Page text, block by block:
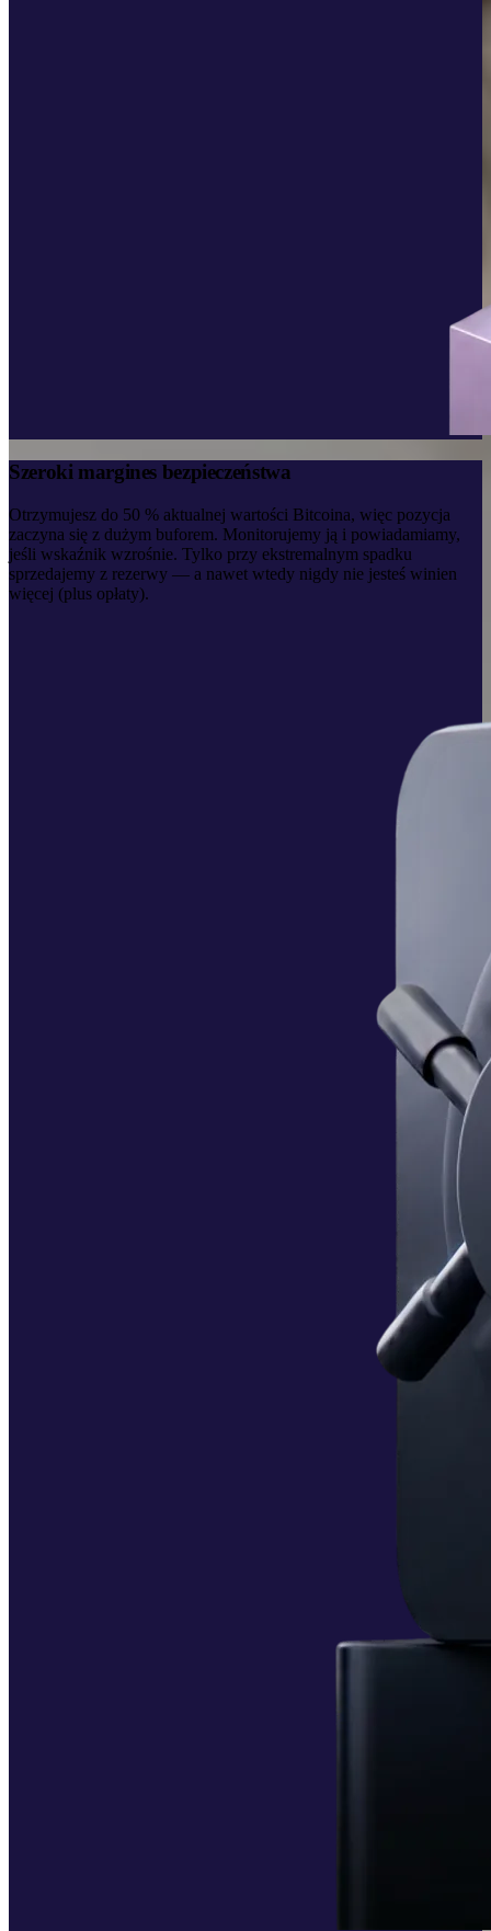
Szeroki margines bezpieczeństwa
Otrzymujesz do 50 % aktualnej wartości Bitcoina, więc pozycja
zaczyna się z dużym buforem. Monitorujemy ją i powiadamiamy,
jeśli wskaźnik wzrośnie. Tylko przy ekstremalnym spadku
sprzedajemy z rezerwy — a nawet wtedy nigdy nie jesteś winien
więcej (plus opłaty).